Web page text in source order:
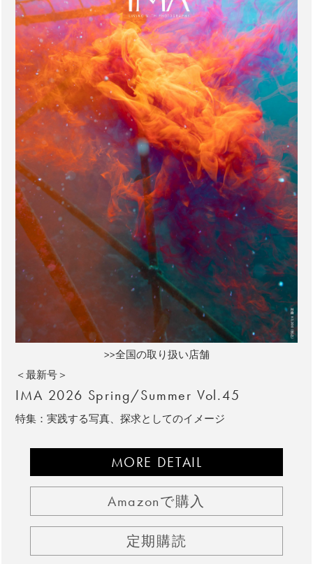
>>全国の取り扱い店舗
＜最新号＞
IMA 2026 Spring/Summer Vol.45
特集：実践する写真、探求としてのイメージ
MORE DETAIL
Amazonで購入
定期購読